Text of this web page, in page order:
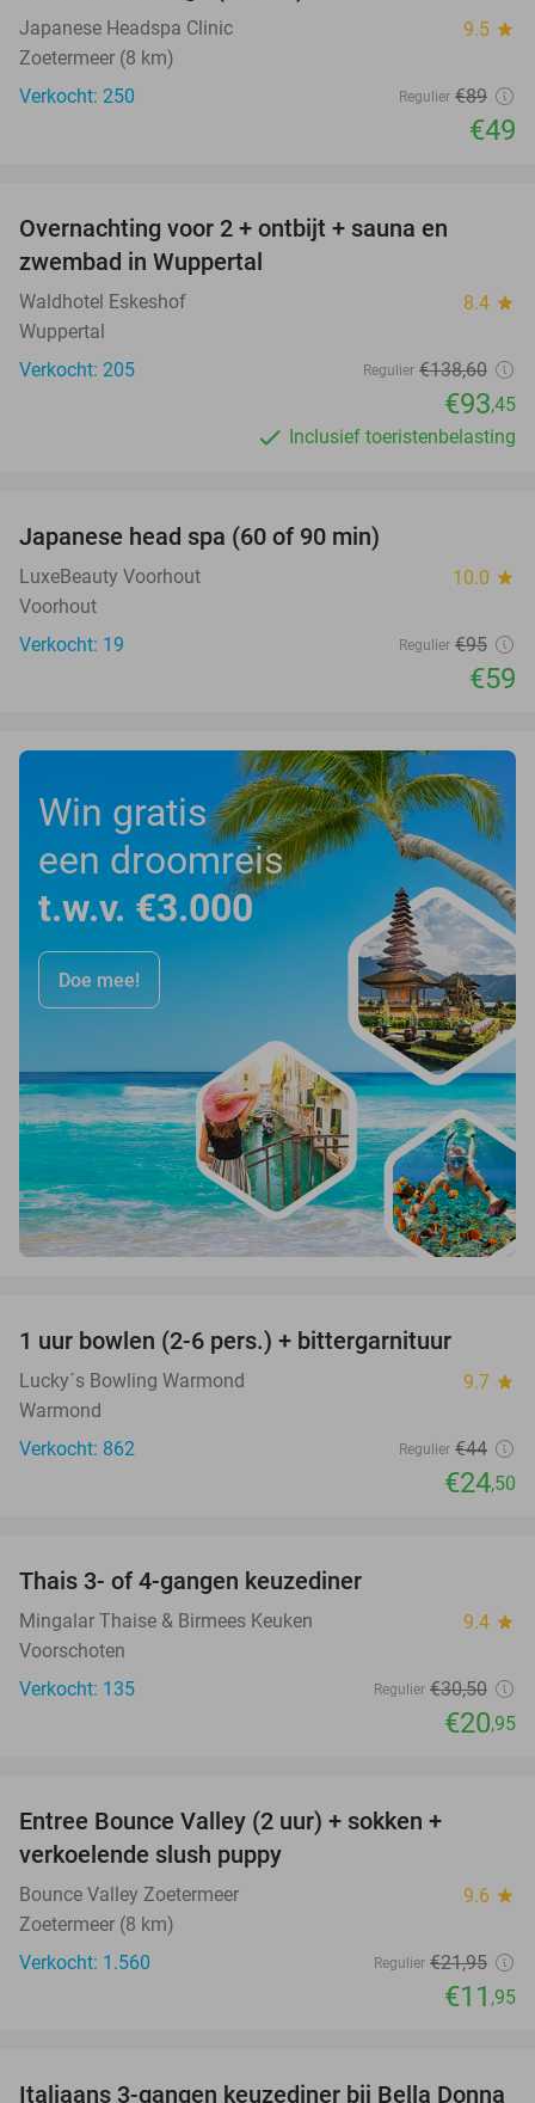
Japanese Headspa Clinic 9.5 star
Zoetermeer (8 km)
Verkocht: 250
Regulier €89
€49
Overnachting voor 2 + ontbijt + sauna en
zwembad in Wuppertal
Waldhotel Eskeshof 8.4 star
Wuppertal
Verkocht: 205
Regulier €138,60
€93,45
Inclusief toeristenbelasting
Japanese head spa (60 of 90 min)
LuxeBeauty Voorhout 10.0 star
Voorhout
Verkocht: 19
Regulier €95
€59
Win gratis
een droomreis
t.w.v. €3.000
Doe mee!
1 uur bowlen (2-6 pers.) + bittergarnituur
Lucky´s Bowling Warmond 9.7 star
Warmond
Verkocht: 862
Regulier €44
€24,50
Thais 3- of 4-gangen keuzediner
Mingalar Thaise & Birmees Keuken 9.4 star
Voorschoten
Verkocht: 135
Regulier €30,50
€20,95
Entree Bounce Valley (2 uur) + sokken +
verkoelende slush puppy
Bounce Valley Zoetermeer 9.6 star
Zoetermeer (8 km)
Verkocht: 1.560
Regulier €21,95
€11 ,95
Italiaans 3-gangen keuzediner bij Bella Donna